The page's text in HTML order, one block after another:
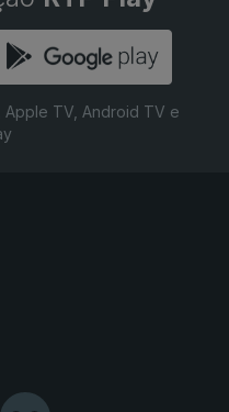
Apple TV, Android TV e